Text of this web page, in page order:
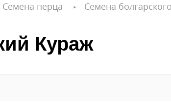
Семена перца Семена
Кураж